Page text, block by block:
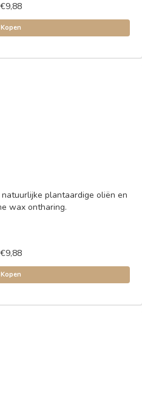
€9,88
Kopen
plantaardige oliën en
wax ontharing.
€9,88
Kopen